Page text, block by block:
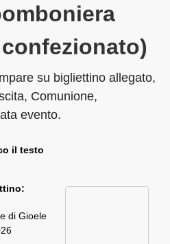
su bigliettino allegato,
Comunione,
evento.
il testo
di Gioele